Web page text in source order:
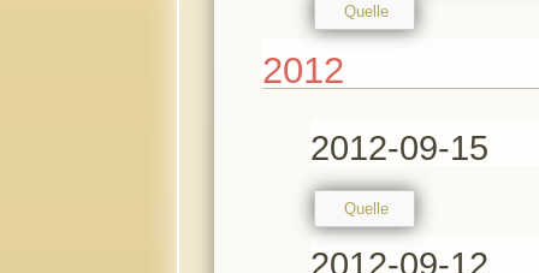
Quelle
2012
2012-09-15
Quelle
2012-09-12